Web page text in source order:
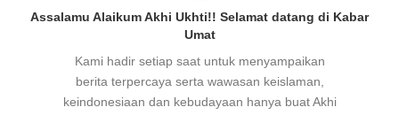
Assalamu Alaikum Akhi Ukhti!! Selamat datang di Kabar
Umat
Kami hadir setiap saat untuk menyampaikan
berita terpercaya serta wawasan keislaman,
keindonesiaan dan kebudayaan hanya buat Akhi